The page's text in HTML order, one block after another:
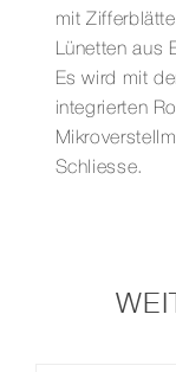
mit
Lünetten aus
Es wird mit
integrierten
Schliesse.